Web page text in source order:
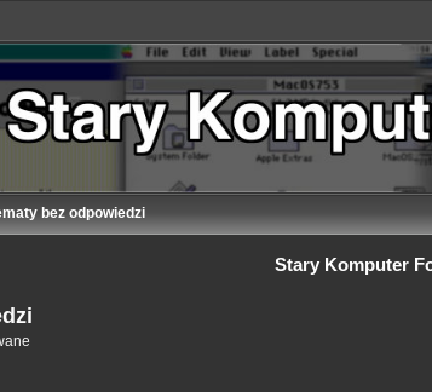
bez odpowiedzi
Stary Komputer